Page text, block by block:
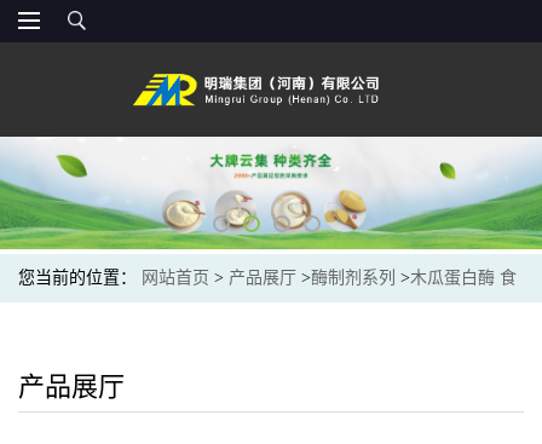
您当前的位置： 网站首页 > 产品展厅 >酶制剂系列 >木瓜蛋白酶 食
产品展厅